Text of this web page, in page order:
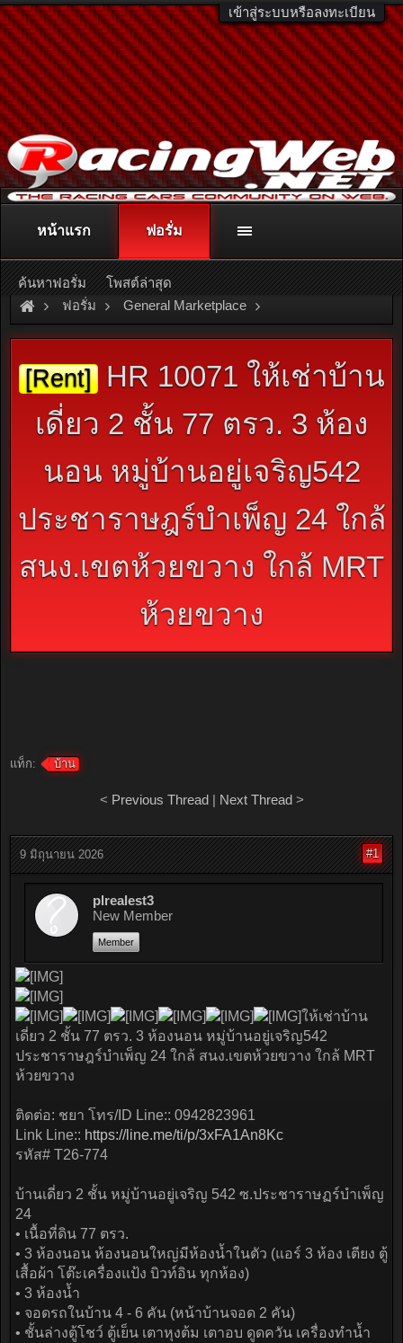
เข้าสู่ระบบหรือลงทะเบียน
ติดต่อลงโฆษณา racingweb@gmail.comหรือโทร. 081-811-1138
หรืออ่านรายละเอียดเพิ่มเติม คลิกที่นี่
ฟอรั่ม General Marketplace
สินค้าทั่วไป ไม่มีหมวดหมู่
[Rent] HR 10071 ให้เช่าบ้าน
เดี่ยว 2 ชั้น 77 ตรว. 3 ห้อง
นอน หมู่บ้านอยู่เจริญ542
ประชาราษฎร์บำเพ็ญ 24 ใกล้
สนง.เขตห้วยขวาง ใกล้ MRT
ห้วยขวาง
แท็ก: บ้าน
< Previous Thread| Next Thread>
9 มิถุนายน 2026 #1
plrealest3
New Member
Member
ให้เช่าบ้าน
เดี่ยว 2 ชั้น 77 ตรว. 3 ห้องนอน หมู่บ้านอยู่เจริญ542
ประชาราษฎร์บำเพ็ญ 24 ใกล้ สนง.เขตห้วยขวาง ใกล้ MRT
ห้วยขวาง
ติดต่อ: ชยา โทร/ID Line:: 0942823961
Link Line:: https://line.me/ti/p/3xFA1An8Kc
รหัส# T26-774
บ้านเดี่ยว 2 ชั้น หมู่บ้านอยู่เจริญ 542 ซ.ประชาราษฏร์บำเพ็ญ
24
• เนื้อที่ดิน 77 ตรว.
• 3 ห้องนอน ห้องนอนใหญ่มีห้องน้ำในตัว (แอร์ 3 ห้อง เตียง ตู้
เสื้อผ้า โต๊ะเครื่องแป้ง บิวท์อิน ทุกห้อง)
• 3 ห้องน้ำ
• จอดรถในบ้าน 4 - 6 คัน (หน้าบ้านจอด 2 คัน)
• ชั้นล่างตู้โชว์ ตู้เย็น เตาหุงต้ม เตาอบ ดูดควัน เครื่องทำน้ำ
หน้าแรก ฟอรั่ม
ค้นหาฟอรั่ม โพสต์ล่าสุด